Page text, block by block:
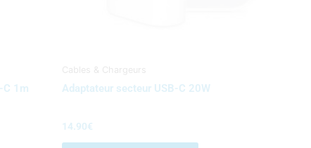
C 1m
Cables & Chargeurs
Adaptateur secteur USB-C 20W
14.90€